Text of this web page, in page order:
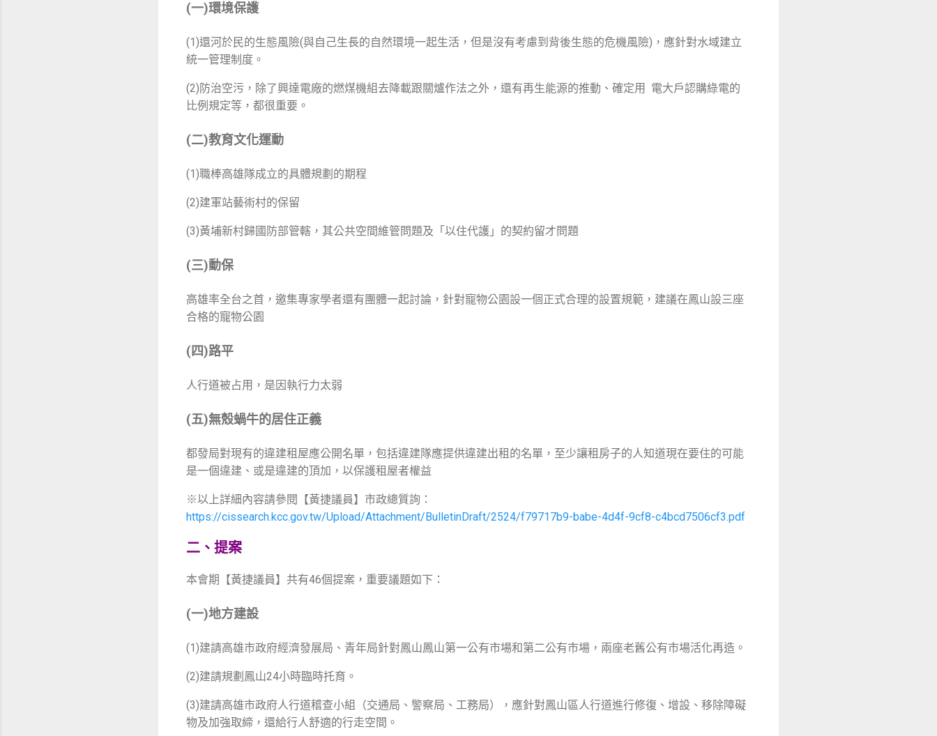
(一)環境保護
(1)還河於民的生態風險(與自己生長的自然環境一起生活，但是沒有考慮到背後生態的危機風險)，應針對水域建立
統一管理制度。
(2)防治空污，除了興達電廠的燃煤機組去降載跟關爐作法之外，還有再生能源的推動、確定用 電大戶認購綠電的
比例規定等，都很重要。
(二)教育文化運動
(1)職棒高雄隊成立的具體規劃的期程
(2)建軍站藝術村的保留
(3)黃埔新村歸國防部管轄，其公共空間維管問題及「以住代護」的契約留才問題
(三)動保
高雄率全台之首，邀集專家學者還有團體一起討論，針對寵物公園設一個正式合理的設置規範，建議在鳳山設三座
合格的寵物公園
(四)路平
人行道被占用，是因執行力太弱
(五)無殼蝸牛的居住正義
都發局對現有的違建租屋應公開名單，包括違建隊應提供違建出租的名單，至少讓租房子的人知道現在要住的可能
是一個違建、或是違建的頂加，以保護租屋者權益
※以上詳細內容請參閱【黃捷議員】市政總質詢：
https://cissearch.kcc.gov.tw/Upload/Attachment/BulletinDraft/2524/f79717b9-babe-4d4f-9cf8-c4bcd7506cf3.pdf
二、提案
本會期【黃捷議員】共有46個提案，重要議題如下：
(一)地方建設
(1)建請高雄市政府經濟發展局、青年局針對鳳山鳳山第一公有市場和第二公有市場，兩座老舊公有市場活化再造。
(2)建請規劃鳳山24小時臨時托育。
(3)建請高雄市政府人行道稽查小組（交通局、警察局、工務局），應針對鳳山區人行道進行修復、增設、移除障礙
物及加強取締，還給行人舒適的行走空間。